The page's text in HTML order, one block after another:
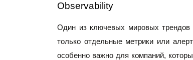
Observability
Один из ключевых мировых
только отдельные метрики или
особенно важно для компаний,